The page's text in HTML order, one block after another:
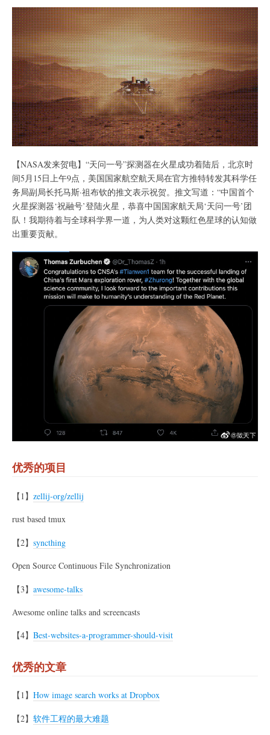
【NASA发来贺电】“天问一号”探测器在火星成功着陆后，北京时
间5月15日上午9点，美国国家航空航天局在官方推特转发其科学任
务局副局长托马斯·祖布钦的推文表示祝贺。推文写道：“中国首个
火星探测器‘祝融号’登陆火星，恭喜中国国家航天局‘天问一号’团
队！我期待着与全球科学界一道，为人类对这颗红色星球的认知做
出重要贡献。
优秀的项目
【1】 zellij-org/zellij
rust based tmux
【2】 syncthing
Open Source Continuous File Synchronization
【3】 awesome-talks
Awesome online talks and screencasts
【4】 Best-websites-a-programmer-should-visit
优秀的文章
【1】 How image search works at Dropbox
【2】 软件工程的最大难题